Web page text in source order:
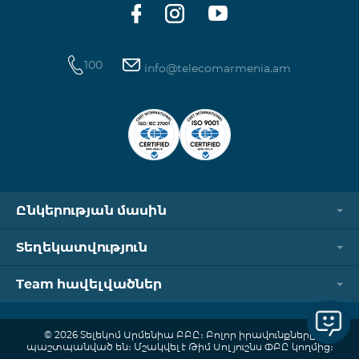
100 info@telecomarmenia.am
Ընկերության մասին
Տեղեկատվություն
Team հավելվածներ
© 2026 Տելեկոմ Արմենիա ԲԲԸ։ Բոլոր իրավունքները
պաշտպանված են։ Մշակվել է Թիմ Սոլյուշնս ՓԲԸ կողմից։